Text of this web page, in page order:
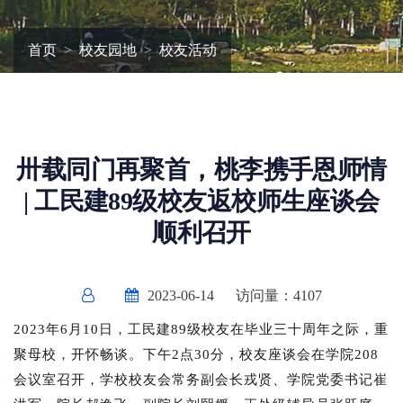
首页 校友园地 校友活动
卅载同门再聚首，桃李携手恩师情
| 工民建89级校友返校师生座谈会
顺利召开
2023-06-14 访问量： 4107
2023年6月10日，工民建89级校友在毕业三十周年之际，重
聚母校，开怀畅谈。下午2点30分，校友座谈会在学院208
会议室召开，学校校友会常务副会长戎贤、学院党委书记崔